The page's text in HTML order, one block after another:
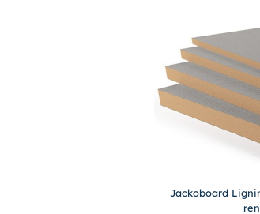
Jackoboard